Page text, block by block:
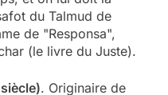
du Talmud de
de "Responsa",
(le livre du Juste).
. Originaire de